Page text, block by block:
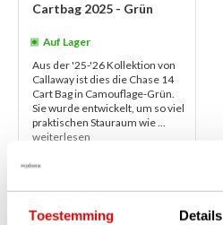
Toestemming Details
Cartbag 2025 - Grün
Auf Lager
Aus der '25-'26 Kollektion von
Callaway ist dies die Chase 14
Cart Bag in Camouflage-Grün.
Sie wurde entwickelt, um so viel
praktischen Stauraum wie ...
weiterlesen
€189,00